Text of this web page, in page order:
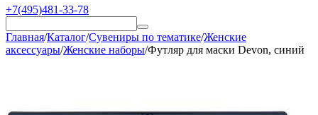
+7(495)481-33-78
Главная/Каталог/Сувениры по тематике/Женские
аксессуары/Женские наборы/Футляр для маски Devon, синий